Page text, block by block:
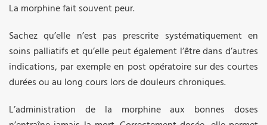
La morphine fait souvent peur.
Sachez qu’elle n’est pas prescrite systématiquement en
soins palliatifs et qu’elle peut également l’être dans d’autres
indications, par exemple en post opératoire sur des courtes
durées ou au long cours lors de douleurs chroniques.
L’administration de la morphine aux bonnes doses